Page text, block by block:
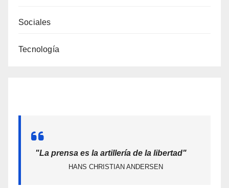
Sociales
Tecnología
"La prensa es la artillería de la libertad"
HANS CHRISTIAN ANDERSEN